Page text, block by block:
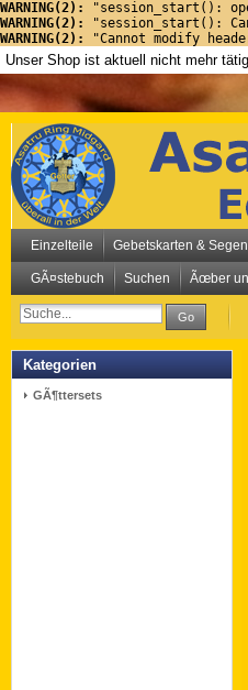
WARNING(2):
"session_start():
WARNING(2):
"session_start():
WARNING(2):
"Cannot modify
Unser Shop ist aktuell nicht mehr
Einzelteile Gebetskarten & Segen
GÃ¤stebuch Suchen Ãœber
Go
Kategorien
GÃ¶ttersets